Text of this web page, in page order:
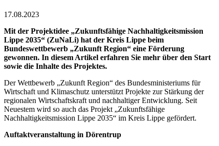
17.08.2023
Mit der Projektidee „Zukunftsfähige Nachhaltigkeitsmission
Lippe 2035“ (ZuNaLi) hat der Kreis Lippe beim
Bundeswettbewerb „Zukunft Region“ eine Förderung
gewonnen. In diesem Artikel erfahren Sie mehr über den Start
sowie die Inhalte des Projektes.
Der Wettbewerb „Zukunft Region“ des Bundesministeriums für
Wirtschaft und Klimaschutz unterstützt Projekte zur Stärkung der
regionalen Wirtschaftskraft und nachhaltiger Entwicklung. Seit
Neuestem wird so auch das Projekt „Zukunftsfähige
Nachhaltigkeitsmission Lippe 2035“ im Kreis Lippe gefördert.
Auftaktveranstaltung in Dörentrup